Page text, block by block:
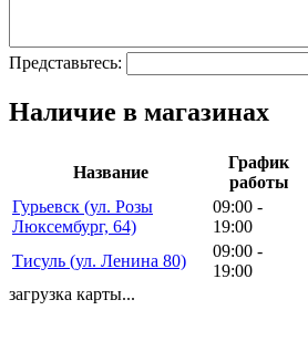
Представьтесь:
Наличие в магазинах
Название
График
работы
Гурьевск (ул. Розы
Люксембург, 64)
09:00 -
19:00
Тисуль (ул. Ленина 80)
09:00 -
19:00
загрузка карты...